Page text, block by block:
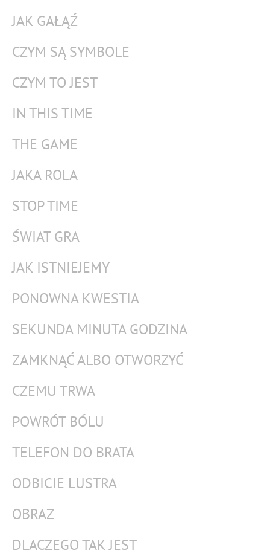
JAK GAŁĄŹ
CZYM SĄ SYMBOLE
CZYM TO JEST
IN THIS TIME
THE GAME
JAKA ROLA
STOP TIME
ŚWIAT GRA
JAK ISTNIEJEMY
PONOWNA KWESTIA
SEKUNDA MINUTA GODZINA
ZAMKNĄĆ ALBO OTWORZYĆ
CZEMU TRWA
POWRÓT BÓLU
TELEFON DO BRATA
ODBICIE LUSTRA
OBRAZ
DLACZEGO TAK JEST